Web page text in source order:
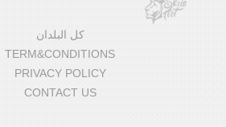
كل البلدان
TERM&CONDITIONS
PRIVACY POLICY
CONTACT US